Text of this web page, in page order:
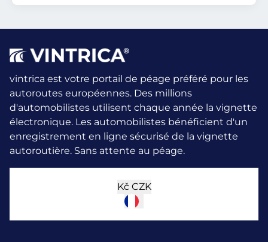
vintrica est votre portail de péage préféré pour les
autoroutes européennes. Des millions
d'automobilistes utilisent chaque année la vignette
électronique. Les automobilistes bénéficient d'un
enregistrement en ligne sécurisé de la vignette
autoroutière. Sans attente au péage.
Kč CZK